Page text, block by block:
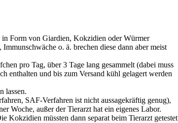
in Form von Giardien, Kokzidien oder Würmer
o. ä. brechen diese dann aber meist
pro Tag, über 3 Tage lang gesammelt (dabei muss
enthalten und bis zum Versand kühl gelagert werden
lassen.
SAF-Verfahren ist nicht aussagekräftig genug),
Woche, außer der Tierarzt hat ein eigenes Labor.
Kokzidien müssten dann separat beim Tierarzt getestet